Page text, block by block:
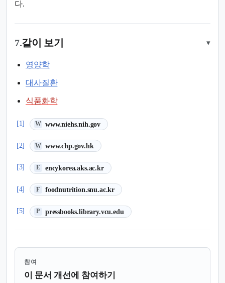
다.
7.같이 보기 ▾
영양학
대사질환
식품화학
[1] W www.niehs.nih.gov
(새 탭에서 열림)
[2] W www.chp.gov.hk
(새 탭에서 열림)
[3] E encykorea.aks.ac.kr
(새 탭에서 열림)
[4] F foodnutrition.snu.ac.kr
(새 탭에서 열림)
[5] P pressbooks.library.vcu.edu
(새 탭에서 열림)
참여
이 문서 개선에 참여하기